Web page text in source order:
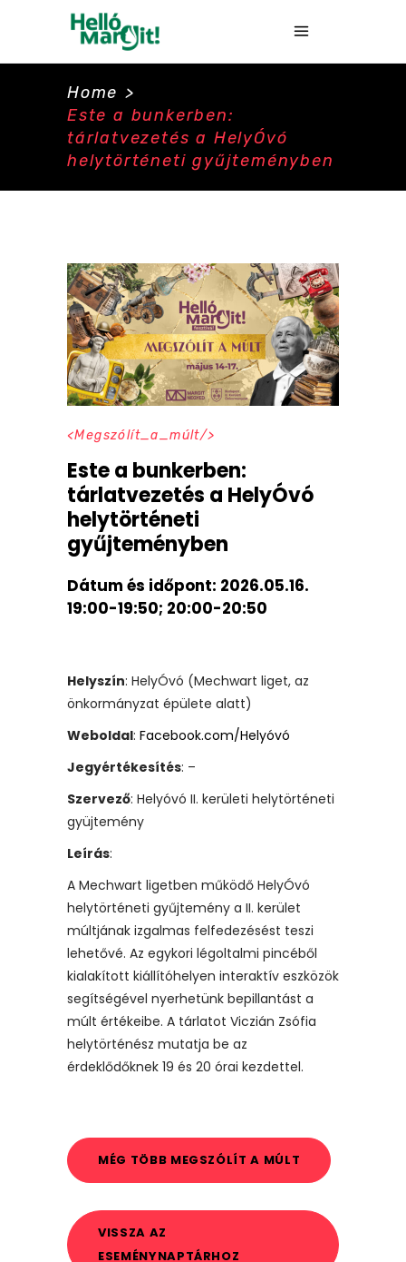
Home >
Este a bunkerben:
tárlatvezetés a HelyÓvó
helytörténeti gyűjteményben
Megszólít_a_múlt
Este a bunkerben:
tárlatvezetés a HelyÓvó
helytörténeti
gyűjteményben
Dátum és időpont: 2026.05.16.
19:00-19:50; 20:00-20:50
Helyszín: HelyÓvó (Mechwart liget, az
önkormányzat épülete alatt)
Weboldal: Facebook.com/Helyóvó
Jegyértékesítés: –
Szervező: Helyóvó II. kerületi helytörténeti
gyüjtemény
Leírás:
A Mechwart ligetben működő HelyÓvó
helytörténeti gyűjtemény a II. kerület
múltjának izgalmas felfedezésést teszi
lehetővé. Az egykori légoltalmi pincéből
kialakított kiállítóhelyen interaktív eszközök
segítségével nyerhetünk bepillantást a
múlt értékeibe. A tárlatot Viczián Zsófia
helytörténész mutatja be az
érdeklődőknek 19 és 20 órai kezdettel.
MÉG TÖBB MEGSZÓLÍT A MÚLT
VISSZA AZ
ESEMÉNYNAPTÁRHOZ